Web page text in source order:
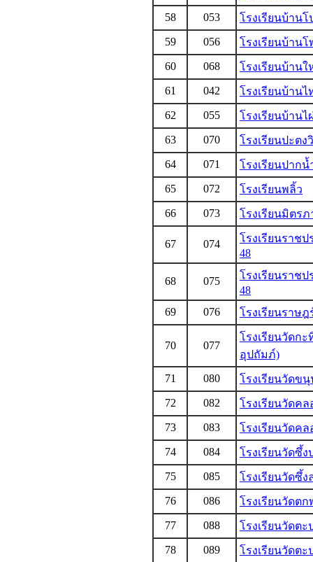
58
053
โรงเรียนบ้านโ
59
056
โรงเรียนบ้านโ
60
068
โรงเรียนบ้านใ
61
042
โรงเรียนบ้านไ
62
055
โรงเรียนบ้าน
63
070
โรงเรียนปะตง
64
071
โรงเรียนปาก
65
072
โรงเรียนพลิ้ว
66
073 โรงเรียนมิตรภ
67 074
โรงเรียนราช
48
68 075
โรงเรียนราช
48
69
076 โรงเรียนราษ
70 077
โรงเรียนวัดก
อุปถัมภ์)
71
080
โรงเรียนวัดข
72
082
โรงเรียนวัดคล
73
083
โรงเรียนวัดค
74
084
โรงเรียนวัดซึ้ง
75
085
โรงเรียนวัดซึ้ง
76
086
โรงเรียนวัดต
77
088
โรงเรียนวัดต
78
089 โรงเรียนวัดต